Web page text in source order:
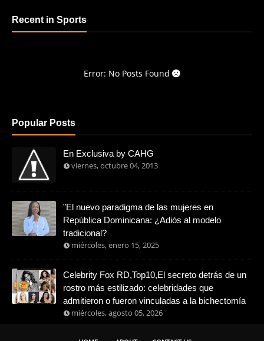
Recent in Sports
Error: No Posts Found
Popular Posts
En Exclusiva by CAHG
viernes, octubre 04, 2013
"El nuevo paradigma de las mujeres en
República Dominicana: ¿Adiós al modelo
tradicional?
miércoles, enero 15, 2025
Celebrity Fox RD,Top10,El secreto detrás de un
rostro más estilizado: celebridades que
admitieron o fueron vinculadas a la bichectomía
miércoles, agosto 05, 2026